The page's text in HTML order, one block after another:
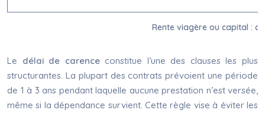
Rente viagère ou capital :
Le délai de carenceconstitue l’une des clauses les plus
structurantes. La plupart des contrats prévoient une période
de 1 à 3 ans pendant laquelle aucune prestation n’est versée,
même si la dépendance survient. Cette règle vise à éviter les